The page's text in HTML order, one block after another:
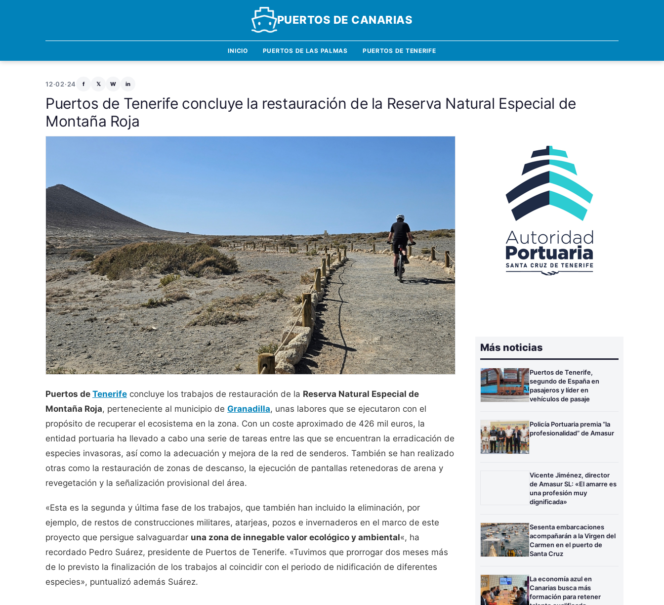
PUERTOS DE CANARIAS
INICIO PUERTOS DE LAS PALMAS PUERTOS DE TENERIFE
12·02·24 f 𝕏 W in
Puertos de Tenerife concluye la restauración de la Reserva Natural Especial de
Montaña Roja
Puertos de Tenerife concluye los trabajos de restauración de la Reserva Natural Especial de
Montaña Roja, perteneciente al municipio de Granadilla, unas labores que se ejecutaron con el
propósito de recuperar el ecosistema en la zona. Con un coste aproximado de 426 mil euros, la
entidad portuaria ha llevado a cabo una serie de tareas entre las que se encuentran la erradicación de
especies invasoras, así como la adecuación y mejora de la red de senderos. También se han realizado
otras como la restauración de zonas de descanso, la ejecución de pantallas retenedoras de arena y
revegetación y la señalización provisional del área.
«Esta es la segunda y última fase de los trabajos, que también han incluido la eliminación, por
ejemplo, de restos de construcciones militares, atarjeas, pozos e invernaderos en el marco de este
proyecto que persigue salvaguardar una zona de innegable valor ecológico y ambiental«, ha
recordado Pedro Suárez, presidente de Puertos de Tenerife. «Tuvimos que prorrogar dos meses más
de lo previsto la finalización de los trabajos al coincidir con el periodo de nidificación de diferentes
especies», puntualizó además Suárez.
Más noticias
Puertos de Tenerife,
segundo de España en
pasajeros y líder en
vehículos de pasaje
Policía Portuaria premia “la
profesionalidad” de Amasur
Vicente Jiménez, director
de Amasur SL: «El amarre es
una profesión muy
dignificada»
Sesenta embarcaciones
acompañarán a la Virgen del
Carmen en el puerto de
Santa Cruz
La economía azul en
Canarias busca más
formación para retener